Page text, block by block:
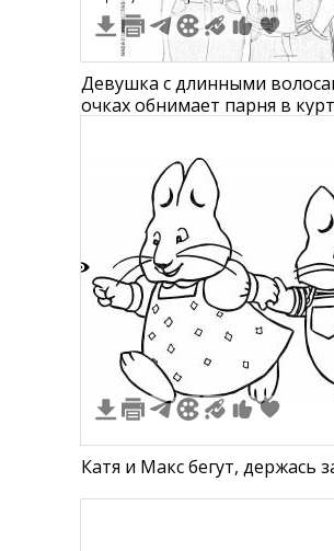
Девушка с длинными
очках обнимает парня в
Катя и Макс бегут, держась